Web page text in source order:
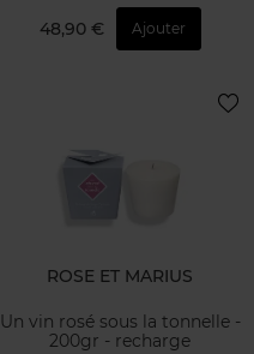
48,90 € Ajouter
ROSE ET MARIUS
Un vin rosé sous la tonnelle -
200gr - recharge